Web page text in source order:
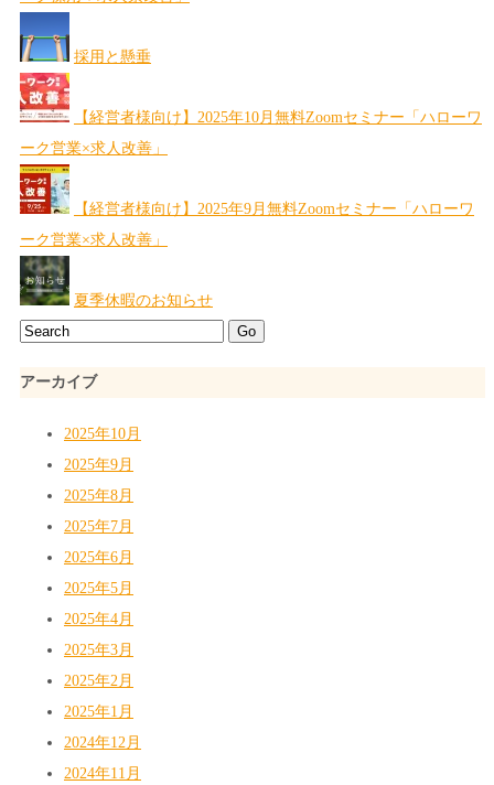
採用と懸垂
【経営者様向け】2025年10月無料Zoomセミナー「ハローワ
ーク営業×求人改善」
【経営者様向け】2025年9月無料Zoomセミナー「ハローワ
ーク営業×求人改善」
夏季休暇のお知らせ
アーカイブ
2025年10月
2025年9月
2025年8月
2025年7月
2025年6月
2025年5月
2025年4月
2025年3月
2025年2月
2025年1月
2024年12月
2024年11月